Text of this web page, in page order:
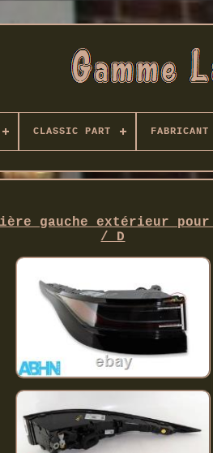
CLASSIC PART FABRICANT
gauche extérieur pour
/ D